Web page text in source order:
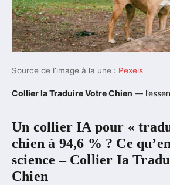
Source de l’image à la une : Pexels
Collier Ia Traduire Votre Chien —
Un collier IA pour «
chien à 94,6 % ? Ce
science – Collier Ia
Chien